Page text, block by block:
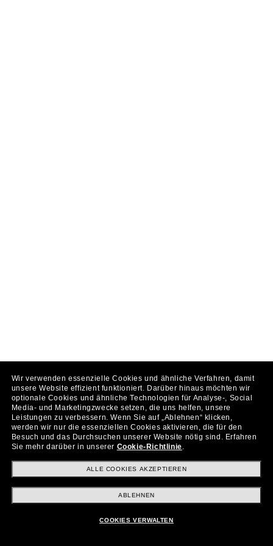
Wir verwenden essenzielle Cookies und ähnliche Verfahren, damit
unsere Website effizient funktioniert. Darüber hinaus möchten wir
optionale Cookies und ähnliche Technologien für Analyse-, Social
Media- und Marketingzwecke setzen, die uns helfen, unsere
Leistungen zu verbessern. Wenn Sie auf „Ablehnen“ klicken,
werden wir nur die essenziellen Cookies aktivieren, die für den
Besuch und das Durchsuchen unserer Website nötig sind. Erfahren
Sie mehr darüber in unserer Cookie-Richtlinie.
ALLE COOKIES AKZEPTIEREN
ABLEHNEN
COOKIES VERWALTEN